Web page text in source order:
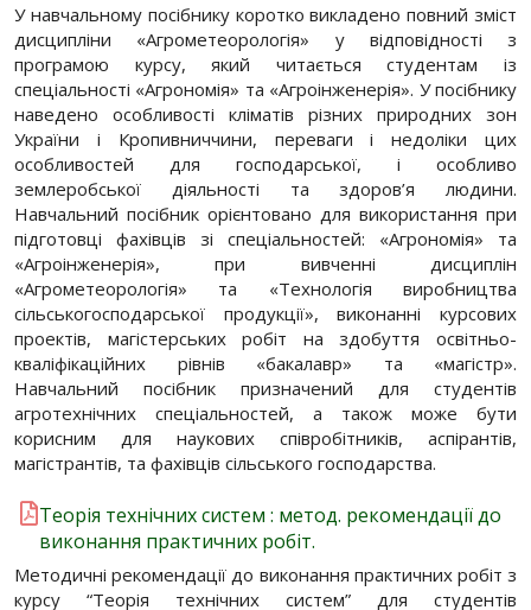
У навчальному посібнику коротко викладено повний зміст
дисципліни «Агрометеорологія» у відповідності з
програмою курсу, який читається студентам із
спеціальності «Агрономія» та «Агроінженерія». У посібнику
наведено особливості кліматів різних природних зон
України і Кропивниччини, переваги і недоліки цих
особливостей для господарської, і особливо
землеробської діяльності та здоров’я людини.
Навчальний посібник орієнтовано для використання при
підготовці фахівців зі спеціальностей: «Агрономія» та
«Агроінженерія», при вивченні дисциплін
«Агрометеорологія» та «Технологія виробництва
сільськогосподарської продукції», виконанні курсових
проектів, магістерських робіт на здобуття освітньо-
кваліфікаційних рівнів «бакалавр» та «магістр».
Навчальний посібник призначений для студентів
агротехнічних спеціальностей, а також може бути
корисним для наукових співробітників, аспірантів,
магістрантів, та фахівців сільського господарства.
Теорія технічних систем : метод. рекомендації до
виконання практичних робіт.
Методичні рекомендації до виконання практичних робіт з
курсу “Теорія технічних систем” для студентів